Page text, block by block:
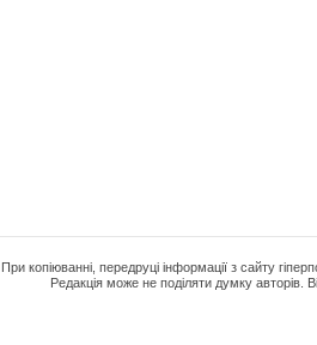
. При копіюванні, передруці інформації з сайту
Редакція може не поділяти думку авторів.